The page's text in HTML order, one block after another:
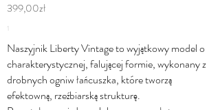
399,00zł
1
Naszyjnik Liberty Vintage to wyjątkowy model o
charakterystycznej, falującej formie, wykonany z
drobnych ogniw łańcuszka, które tworzą
efektowną, rzeźbiarską strukturę.